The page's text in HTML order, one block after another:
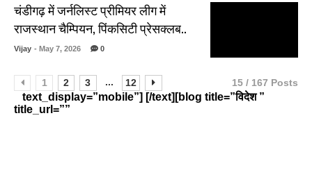
चंडीगढ़ में जर्नलिस्ट प्रीमियर लीग में
राजस्थान चैम्पियन, पिंकसिटी प्रेसक्लब..
Vijay - May 7, 2026 0
1 2 3 ... 12 15 / 167 Posts
text_display=”mobile”] [/text][blog title=”विदेश ”
title_url=””